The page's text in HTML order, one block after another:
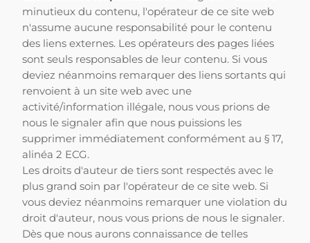
minutieux du contenu, l'opérateur de ce site web
n'assume aucune responsabilité pour le contenu
des liens externes. Les opérateurs des pages liées
sont seuls responsables de leur contenu. Si vous
deviez néanmoins remarquer des liens sortants qui
renvoient à un site web avec une
activité/information illégale, nous vous prions de
nous le signaler afin que nous puissions les
supprimer immédiatement conformément au § 17,
alinéa 2 ECG.
Les droits d'auteur de tiers sont respectés avec le
plus grand soin par l'opérateur de ce site web. Si
vous deviez néanmoins remarquer une violation du
droit d'auteur, nous vous prions de nous le signaler.
Dès que nous aurons connaissance de telles